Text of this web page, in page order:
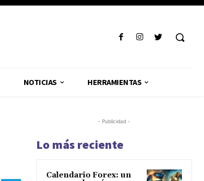
NOTICIAS HERRAMIENTAS
- Publicidad -
Lo más reciente
Calendario Forex: un